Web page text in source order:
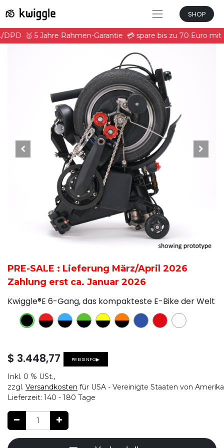
SHOP
DPD 🥇 5 Jahre Rahmen-Garantie 💳 spare bis zu 70 Euro mit
PRE-SALE : Lieferung März/April 2026
Zahlung erst ca. Januar 2026
Kwiggle®E 6-Gang, das kompakteste E-Bike der Welt
$ 3.448,77 PREISINFO▶
Inkl. 0 % USt.,
zzgl. Versandkosten für USA - Vereinigte Staaten von Amerika
Lieferzeit: 140 - 180 Tage